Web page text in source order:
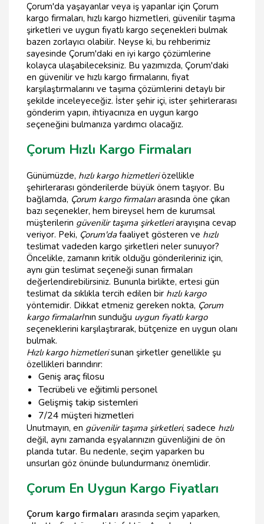
Çorum'da yaşayanlar veya iş yapanlar için Çorum
kargo firmaları, hızlı kargo hizmetleri, güvenilir taşıma
şirketleri ve uygun fiyatlı kargo seçenekleri bulmak
bazen zorlayıcı olabilir. Neyse ki, bu rehberimiz
sayesinde Çorum'daki en iyi kargo çözümlerine
kolayca ulaşabileceksiniz. Bu yazımızda, Çorum'daki
en güvenilir ve hızlı kargo firmalarını, fiyat
karşılaştırmalarını ve taşıma çözümlerini detaylı bir
şekilde inceleyeceğiz. İster şehir içi, ister şehirlerarası
gönderim yapın, ihtiyacınıza en uygun kargo
seçeneğini bulmanıza yardımcı olacağız.
Çorum Hızlı Kargo Firmaları
Günümüzde, hızlı kargo hizmetleriözellikle
şehirlerarası gönderilerde büyük önem taşıyor. Bu
bağlamda, Çorum kargo firmalarıarasında öne çıkan
bazı seçenekler, hem bireysel hem de kurumsal
müşterilerin güvenilir taşıma şirketleriarayışına cevap
veriyor. Peki, Çorum'dafaaliyet gösteren ve hızlı
teslimat vadeden kargo şirketleri neler sunuyor?
Öncelikle, zamanın kritik olduğu gönderileriniz için,
aynı gün teslimat seçeneği sunan firmaları
değerlendirebilirsiniz. Bununla birlikte, ertesi gün
teslimat da sıklıkla tercih edilen bir hızlı kargo
yöntemidir. Dikkat etmeniz gereken nokta, Çorum
kargo firmaları'nın sunduğu uygun fiyatlı kargo
seçeneklerini karşılaştırarak, bütçenize en uygun olanı
bulmak.
Hızlı kargo hizmetlerisunan şirketler genellikle şu
özellikleri barındırır:
Geniş araç filosu
Tecrübeli ve eğitimli personel
Gelişmiş takip sistemleri
7/24 müşteri hizmetleri
Unutmayın, en güvenilir taşıma şirketleri, sadece hızlı
değil, aynı zamanda eşyalarınızın güvenliğini de ön
planda tutar. Bu nedenle, seçim yaparken bu
unsurları göz önünde bulundurmanız önemlidir.
Çorum En Uygun Kargo Fiyatları
Çorum kargo firmaları arasında seçim yaparken,